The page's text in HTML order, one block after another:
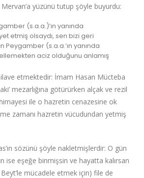
yüzünü tutup şöyle buyurdu:
(s.a.a.)’ın yanında
etmiş olsaydı, sen bizi geri
Peygamber (s.a.a.’ın yanında
aciz olduğunu anlamış
etmektedir: İmam Hasan Mücteba
mezarlığına götürürken alçak ve rezil
ile o hazretin cenazesine ok
zamanı hazretin vücudundan yetmiş
sözünü şöyle nakletmişlerdir: O gün
ise eşeğe binmişsin ve hayatta kalırsan
Beyt’le mücadele etmek için) file de